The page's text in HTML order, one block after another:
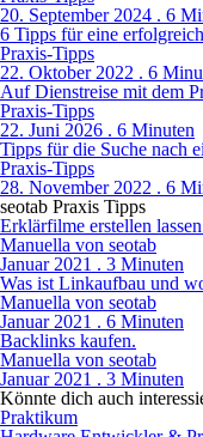
20. September 2024 . 6
6 Tipps für eine
Praxis-Tipps
22. Oktober 2022 . 6
Auf Dienstreise mit dem
Praxis-Tipps
22. Juni 2026 . 6 Minuten
Tipps für die Suche nach
Praxis-Tipps
28. November 2022 . 6
seotab Praxis Tipps
Erklärfilme erstellen
Manuella von seotab
Januar 2021 . 3 Minuten
Was ist Linkaufbau und
Manuella von seotab
Januar 2021 . 6 Minuten
Backlinks kaufen.
Manuella von seotab
Januar 2021 . 3 Minuten
Könnte dich auch
Praktikum